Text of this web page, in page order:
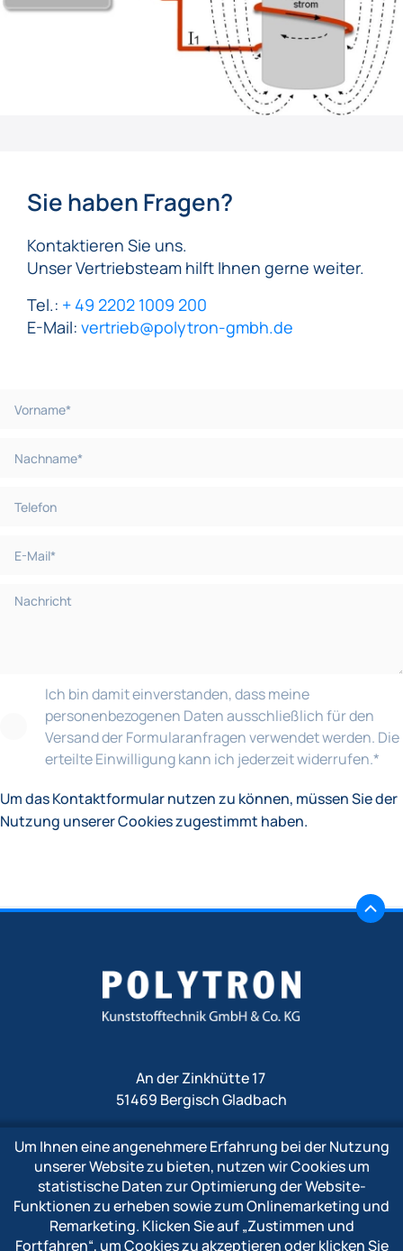
Sie haben Fragen?
Kontaktieren Sie uns.
Unser Vertriebsteam hilft Ihnen gerne weiter.
Tel.: + 49 2202 1009 200
E-Mail: vertrieb@polytron-gmbh.de
Ich bin damit einverstanden, dass meine
personenbezogenen Daten ausschließlich für den
Versand der Formularanfragen verwendet werden. Die
erteilte Einwilligung kann ich jederzeit widerrufen.*
Um das Kontaktformular nutzen zu können, müssen Sie der
Nutzung unserer Cookies zugestimmt haben.
An der Zinkhütte 17
51469 Bergisch Gladbach
Fon+49 2202 1009 0
Fax +49 2202 1009 333
Mailinfo@polytron-gmbh.de
www.polytron-gmbh.de
Um Ihnen eine angenehmere Erfahrung bei der Nutzung
unserer Website zu bieten, nutzen wir Cookies um
statistische Daten zur Optimierung der Website-
Funktionen zu erheben sowie zum Onlinemarketing und
Remarketing. Klicken Sie auf„Zustimmen und
Fortfahren“, um Cookies zu akzeptieren oder klicken Sie